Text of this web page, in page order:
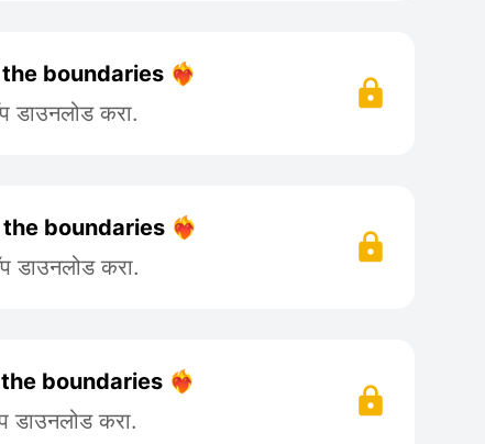
boundaries ❤️‍🔥
डाउनलोड करा.
boundaries ❤️‍🔥
डाउनलोड करा.
boundaries ❤️‍🔥
डाउनलोड करा.